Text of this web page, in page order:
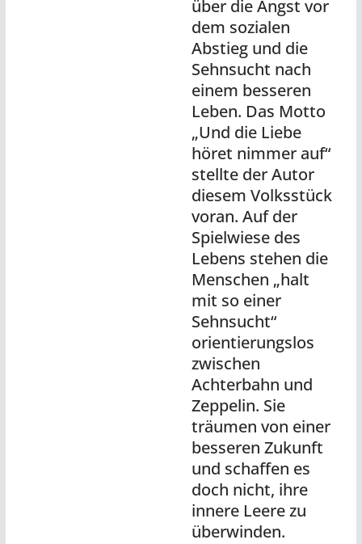
über die Angst vor
dem sozialen
Abstieg und die
Sehnsucht nach
einem besseren
Leben. Das Motto
„Und die Liebe
höret nimmer auf“
stellte der Autor
diesem Volksstück
voran. Auf der
Spielwiese des
Lebens stehen die
Menschen „halt
mit so einer
Sehnsucht“
orientierungslos
zwischen
Achterbahn und
Zeppelin. Sie
träumen von einer
besseren Zukunft
und schaffen es
doch nicht, ihre
innere Leere zu
überwinden.